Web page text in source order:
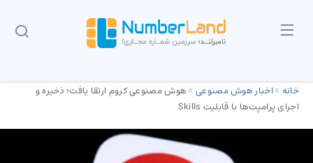
خانه »اخبار هوش مصنوعی»هوش مصنوعی کروم ارتقا یافت؛ ذخیره و
اجرای پرامپت‌ها با قابلیت Skills